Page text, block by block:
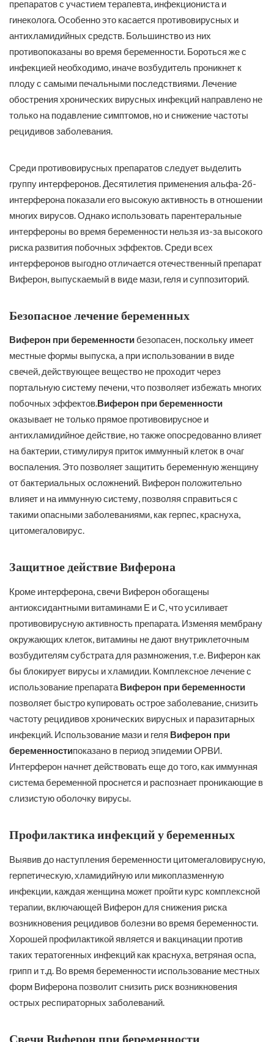
препаратов с участием терапевта, инфекциониста и
гинеколога. Особенно это касается противовирусных и
антихламидийных средств. Большинство из них
противопоказаны во время беременности. Бороться же с
инфекцией необходимо, иначе возбудитель проникнет к
плоду с самыми печальными последствиями. Лечение
обострения хронических вирусных инфекций направлено не
только на подавление симптомов, но и снижение частоты
рецидивов заболевания.
Среди противовирусных препаратов следует выделить
группу интерферонов. Десятилетия применения альфа-2б-
интерферона показали его высокую активность в отношении
многих вирусов. Однако использовать парентеральные
интерфероны во время беременности нельзя из-за высокого
риска развития побочных эффектов. Среди всех
интерферонов выгодно отличается отечественный препарат
Виферон, выпускаемый в виде мази, геля и суппозиторий.
Безопасное лечение беременных
Виферон при беременности безопасен, поскольку имеет
местные формы выпуска, а при использовании в виде
свечей, действующее вещество не проходит через
портальную систему печени, что позволяет избежать многих
побочных эффектов.Виферон при беременности
оказывает не только прямое противовирусное и
антихламидийное действие, но также опосредованно влияет
на бактерии, стимулируя приток иммунный клеток в очаг
воспаления. Это позволяет защитить беременную женщину
от бактериальных осложнений. Виферон положительно
влияет и на иммунную систему, позволяя справиться с
такими опасными заболеваниями, как герпес, краснуха,
цитомегаловирус.
Защитное действие Виферона
Кроме интерферона, свечи Виферон обогащены
антиоксидантными витаминами Е и С, что усиливает
противовирусную активность препарата. Изменяя мембрану
окружающих клеток, витамины не дают внутриклеточным
возбудителям субстрата для размножения, т.е. Виферон как
бы блокирует вирусы и хламидии. Комплексное лечение с
использование препарата Виферон при беременности
позволяет быстро купировать острое заболевание, снизить
частоту рецидивов хронических вирусных и паразитарных
инфекций. Использование мази и геля Виферон при
беременностипоказано в период эпидемии ОРВИ.
Интерферон начнет действовать еще до того, как иммунная
система беременной проснется и распознает проникающие в
слизистую оболочку вирусы.
Профилактика инфекций у беременных
Выявив до наступления беременности цитомегаловирусную,
герпетическую, хламидийную или микоплазменную
инфекции, каждая женщина может пройти курс комплексной
терапии, включающей Виферон для снижения риска
возникновения рецидивов болезни во время беременности.
Хорошей профилактикой является и вакцинации против
таких тератогенных инфекций как краснуха, ветряная оспа,
грипп и т.д. Во время беременности использование местных
форм Виферона позволит снизить риск возникновения
острых респираторных заболеваний.
Свечи Виферон при беременности